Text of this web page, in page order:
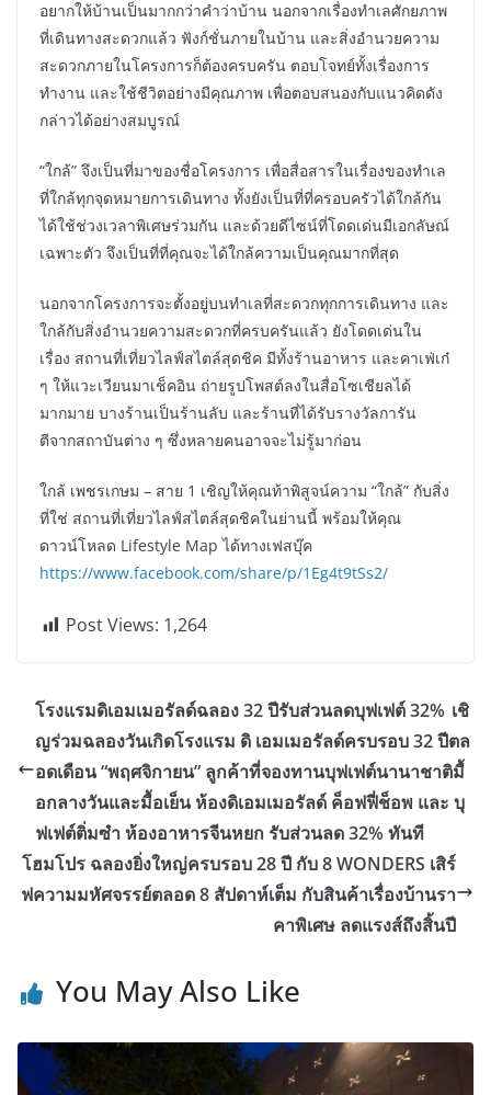
อยากให้บ้านเป็นมากกว่าคำว่าบ้าน นอกจากเรื่องทำเลศักยภาพ
ที่เดินทางสะดวกแล้ว ฟังก์ชั่นภายในบ้าน และสิ่งอำนวยความ
สะดวกภายในโครงการก็ต้องครบครัน ตอบโจทย์ทั้งเรื่องการ
ทำงาน และใช้ชีวิตอย่างมีคุณภาพ เพื่อตอบสนองกับแนวคิดดัง
กล่าวได้อย่างสมบูรณ์
“ใกล้” จึงเป็นที่มาของชื่อโครงการ เพื่อสื่อสารในเรื่องของทำเล
ที่ใกล้ทุกจุดหมายการเดินทาง ทั้งยังเป็นที่ที่ครอบครัวได้ใกล้กัน
ได้ใช้ช่วงเวลาพิเศษร่วมกัน และด้วยดีไซน์ที่โดดเด่นมีเอกลัษณ์
เฉพาะตัว จึงเป็นที่ที่คุณจะได้ใกล้ความเป็นคุณมากที่สุด
นอกจากโครงการจะตั้งอยู่บนทำเลที่สะดวกทุกการเดินทาง และ
ใกล้กับสิ่งอำนวยความสะดวกที่ครบครันแล้ว ยังโดดเด่นใน
เรื่อง สถานที่เที่ยวไลฟ์สไตล์สุดชิค มีทั้งร้านอาหาร และคาเฟ่เก๋
ๆ ให้แวะเวียนมาเช็คอิน ถ่ายรูปโพสต์ลงในสื่อโซเชียลได้
มากมาย บางร้านเป็นร้านลับ และร้านที่ได้รับรางวัลการัน
ตีจากสถาบันต่าง ๆ ซึ่งหลายคนอาจจะไม่รู้มาก่อน
ใกล้ เพชรเกษม – สาย 1 เชิญให้คุณท้าพิสูจน์ความ “ใกล้” กับสิ่ง
ที่ใช่ สถานที่เที่ยวไลฟ์สไตล์สุดชิคในย่านนี้ พร้อมให้คุณ
ดาวน์โหลด Lifestyle Map ได้ทางเฟสบุ๊ค
https://www.facebook.com/share/p/1Eg4t9tSs2/
Post Views: 1,264
โรงแรมดิเอมเมอรัลด์ฉลอง 32 ปีรับส่วนลดบุฟเฟต์ 32% เชิ
ญร่วมฉลองวันเกิดโรงแรม ดิ เอมเมอรัลด์ครบรอบ 32 ปีตล
อดเดือน “พฤศจิกายน” ลูกค้าที่จองทานบุฟเฟต์นานาชาติมื้
อกลางวันและมื้อเย็น ห้องดิเอมเมอรัลด์ ค็อฟฟี่ช็อพ และ บุ
ฟเฟต์ติ่มซำ ห้องอาหารจีนหยก รับส่วนลด 32% ทันที
โฮมโปร ฉลองยิ่งใหญ่ครบรอบ 28 ปี กับ 8 WONDERS เสิร์
ฟความมหัศจรรย์ตลอด 8 สัปดาห์เต็ม กับสินค้าเรื่องบ้านรา
คาพิเศษ ลดแรงส์ถึงสิ้นปี
You May Also Like